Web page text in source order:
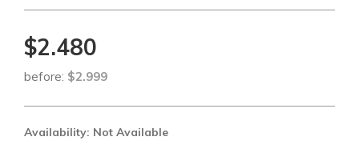
$2.480
before: $2.999
Availability: Not Available